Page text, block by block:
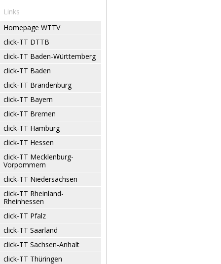
Links
Homepage WTTV
click-TT DTTB
click-TT Baden-Württemberg
click-TT Baden
click-TT Brandenburg
click-TT Bayern
click-TT Bremen
click-TT Hamburg
click-TT Hessen
click-TT Mecklenburg-
Vorpommern
click-TT Niedersachsen
click-TT Rheinland-
Rheinhessen
click-TT Pfalz
click-TT Saarland
click-TT Sachsen-Anhalt
click-TT Thüringen